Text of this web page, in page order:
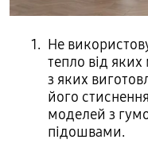
Не
тепло від
з яких
його
моделей з
підошвами.